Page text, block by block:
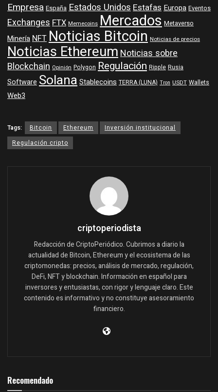
Empresa España Estados UnidosEstafasEuropa Eventos
ExchangesFTX Memecoins Mercados Metaverso
MineríaNFTNoticias Bitcoin Noticias de precios
Noticias EthereumNoticias sobre
Blockchain Opinión Polygon Regulación Ripple Rusia
SoftwareSolanaStablecoins TERRA (LUNA) Tron USDT Wallets
Web3
Tags: Bitcoin Ethereum
Inversión institucional
Regulación cripto
criptoperiodista
Redacción de CriptoPeriódico. Cubrimos a diario la
actualidad de Bitcoin, Ethereum y el ecosistema de las
criptomonedas: precios, análisis de mercado, regulación,
DeFi, NFT y blockchain. Información en español para
inversores y entusiastas, con rigor y lenguaje claro. Este
contenido es informativo y no constituye asesoramiento
financiero.
Recomendado